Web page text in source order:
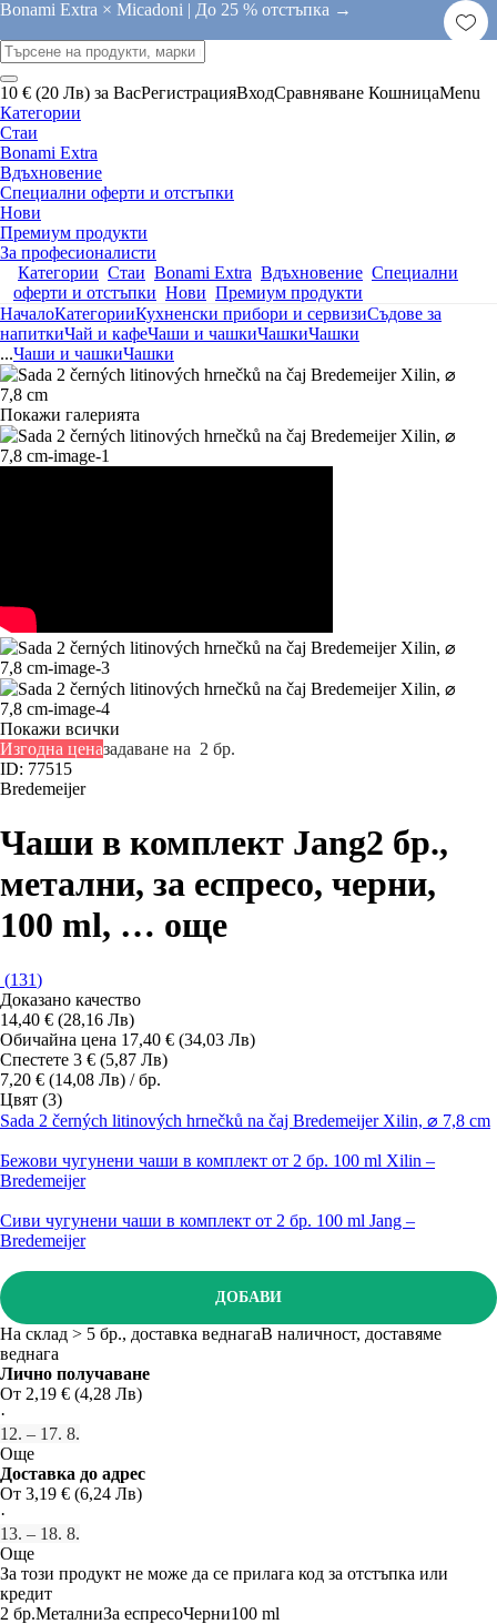
Bonami Extra × Micadoni | До 25 % отстъпка →
10 € (20 Лв) за ВасРегистрацияВходСравняване КошницаMenu
Категории
Стаи
Bonami Extra
Вдъхновение
Специални оферти и отстъпки
Нови
Премиум продукти
За професионалисти
Категории Стаи Bonami Extra Вдъхновение Специални
оферти и отстъпки Нови Премиум продукти
НачалоКатегорииКухненски прибори и сервизиСъдове за
напиткиЧай и кафеЧаши и чашкиЧашкиЧашки
...Чаши и чашкиЧашки
Покажи галерията
Покажи всички
Изгодна ценазадаване на 2 бр.
ID: 77515
Bredemeijer
Чаши в комплект Jang2 бр.,
метални, за еспресо, черни,
100 ml, … още
(131)
Доказано качество
14,40 € (28,16 Лв)
Обичайна цена 17,40 € (34,03 Лв)
Спестете 3 € (5,87 Лв)
7,20 € (14,08 Лв) / бр.
Цвят (3)
Sada 2 černých litinových hrnečků na čaj Bredemeijer Xilin, ⌀ 7,8 cm
Бежови чугунени чаши в комплект от 2 бр. 100 ml Xilin –
Bredemeijer
Сиви чугунени чаши в комплект от 2 бр. 100 ml Jang –
Bredemeijer
ДОБАВИ
На склад > 5 бр., доставка веднагаВ наличност, доставяме
веднага
Лично получаване
От 2,19 € (4,28 Лв)
·
12. – 17. 8.
Още
Доставка до адрес
От 3,19 € (6,24 Лв)
·
13. – 18. 8.
Още
За този продукт не може да се прилага код за отстъпка или
кредит
2 бр.МеталниЗа еспресоЧерни100 ml